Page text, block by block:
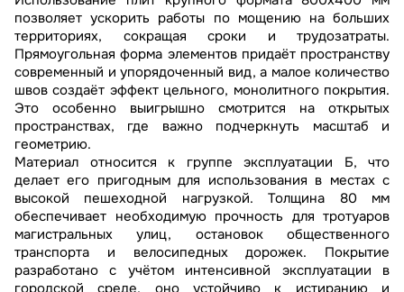
позволяет ускорить работы по мощению на больших
территориях, сокращая сроки и трудозатраты.
Прямоугольная форма элементов придаёт пространству
современный и упорядоченный вид, а малое количество
швов создаёт эффект цельного, монолитного покрытия.
Это особенно выигрышно смотрится на открытых
пространствах, где важно подчеркнуть масштаб и
геометрию.
Материал относится к группе эксплуатации Б, что
делает его пригодным для использования в местах с
высокой пешеходной нагрузкой. Толщина 80 мм
обеспечивает необходимую прочность для тротуаров
магистральных улиц, остановок общественного
транспорта и велосипедных дорожек. Покрытие
разработано с учётом интенсивной эксплуатации в